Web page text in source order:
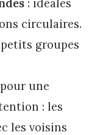
circulaires.
groupes
une
: les
les voisins